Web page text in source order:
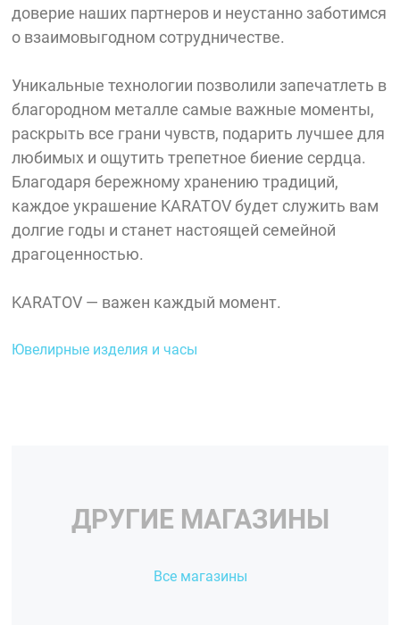
доверие наших партнеров и неустанно заботимся
о взаимовыгодном сотрудничестве.
Уникальные технологии позволили запечатлеть в
благородном металле самые важные моменты,
раскрыть все грани чувств, подарить лучшее для
любимых и ощутить трепетное биение сердца.
Благодаря бережному хранению традиций,
каждое украшение KARATOV будет служить вам
долгие годы и станет настоящей семейной
драгоценностью.
KARATOV — важен каждый момент.
Ювелирные изделия и часы
ДРУГИЕ МАГАЗИНЫ
Все магазины